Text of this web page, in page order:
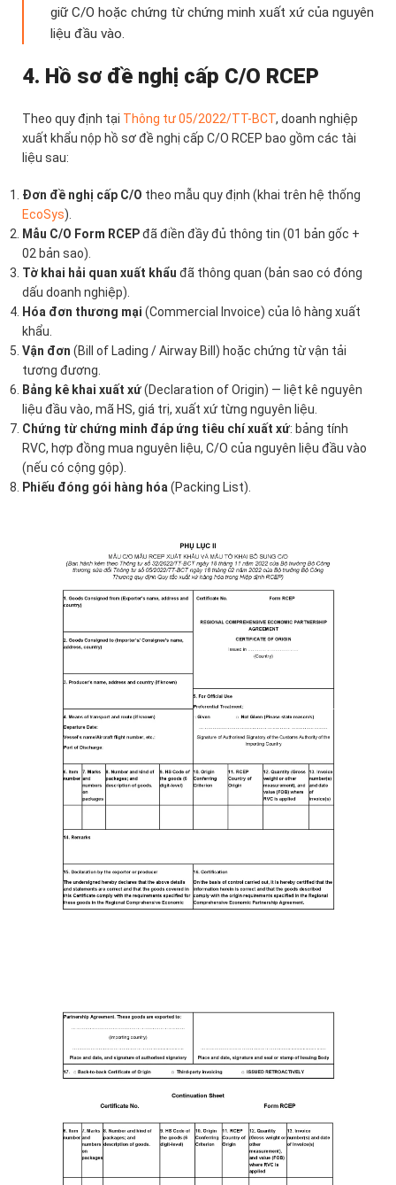
giữ C/O hoặc chứng từ chứng minh xuất xứ của nguyên
liệu đầu vào.
4. Hồ sơ đề nghị cấp C/O RCEP
Theo quy định tại Thông tư 05/2022/TT-BCT, doanh nghiệp
xuất khẩu nộp hồ sơ đề nghị cấp C/O RCEP bao gồm các tài
liệu sau:
Đơn đề nghị cấp C/O theo mẫu quy định (khai trên hệ thống
EcoSys).
Mẫu C/O Form RCEPđã điền đầy đủ thông tin (01 bản gốc +
02 bản sao).
Tờ khai hải quan xuất khẩu đã thông quan (bản sao có đóng
dấu doanh nghiệp).
Hóa đơn thương mại (Commercial Invoice) của lô hàng xuất
khẩu.
Vận đơn (Bill of Lading / Airway Bill) hoặc chứng từ vận tải
tương đương.
Bảng kê khai xuất xứ(Declaration of Origin) — liệt kê nguyên
liệu đầu vào, mã HS, giá trị, xuất xứ từng nguyên liệu.
Chứng từ chứng minh đáp ứng tiêu chí xuất xứ: bảng tính
RVC, hợp đồng mua nguyên liệu, C/O của nguyên liệu đầu vào
(nếu có cộng gộp).
Phiếu đóng gói hàng hóa (Packing List).